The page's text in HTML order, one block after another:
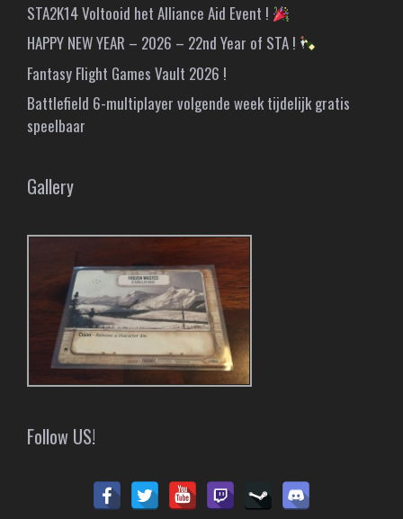
STA2K14 Voltooid het Alliance Aid Event !
HAPPY NEW YEAR – 2026 – 22nd Year of STA !
Fantasy Flight Games Vault 2026 !
Battlefield 6-multiplayer volgende week tijdelijk gratis
speelbaar
Gallery
Follow US!